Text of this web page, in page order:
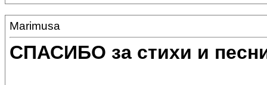
Marimusa
СПАСИБО за стихи и